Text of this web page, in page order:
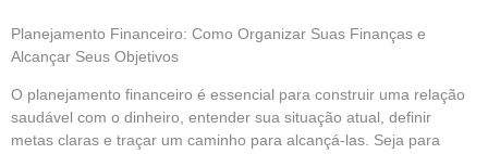
Planejamento Financeiro: Como Organizar Suas Finanças e
Alcançar Seus Objetivos
O planejamento financeiro é essencial para construir uma relação
saudável com o dinheiro, entender sua situação atual, definir
metas claras e traçar um caminho para alcançá-las. Seja para